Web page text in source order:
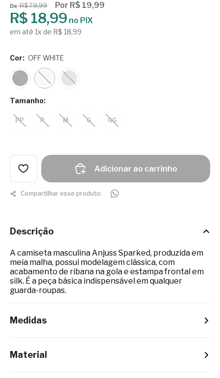
DeR$ 79,99 Por R$ 19,99
R$ 18,99 no PIX
em até 1x de R$ 18,99
Tamanho:
PP P M G GG
Cor: OFF WHITE
Adicionar ao carrinho
Compartilhar esse produto:
Descrição
A camiseta masculina Anjuss Sparked, produzida em
meia malha, possui modelagem clássica, com
acabamento de ribana na gola e estampa frontal em
silk. É a peça básica indispensável em qualquer
guarda-roupas.
Material
Medidas